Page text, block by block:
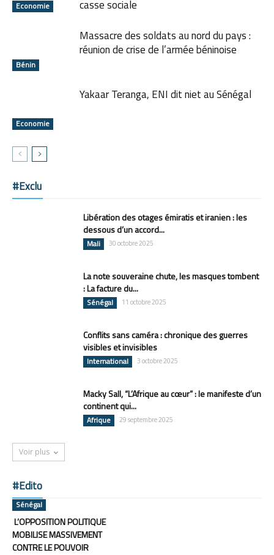
Economie casse sociale
Bénin
Massacre des soldats au nord du pays :
réunion de crise de l’armée béninoise
Economie
Yakaar Teranga, ENI dit niet au Sénégal
#Exclu
Libération des otages émiratis et iranien : les
dessous d’un accord...
Mali 30 octobre 2025
La note souveraine chute, les masques tombent
: La facture du...
Sénégal 11 octobre 2025
Conflits sans caméra : chronique des guerres
visibles et invisibles
International 3 octobre 2025
Macky Sall, “L’Afrique au cœur” : le manifeste d’un
continent qui...
Afrique 29 septembre 2025
Voir plus
#Edito
Sénégal
L’OPPOSITION POLITIQUE
MOBILISE MASSIVEMENT
CONTRE LE POUVOIR